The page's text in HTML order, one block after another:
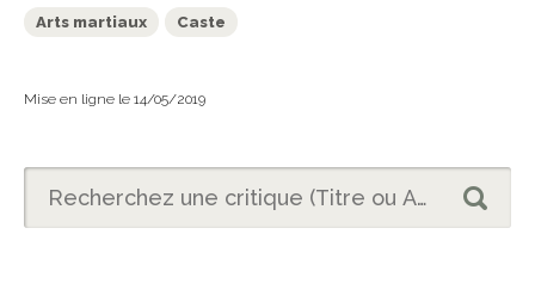
Arts martiaux Caste
Mise en ligne le 14/05/2019